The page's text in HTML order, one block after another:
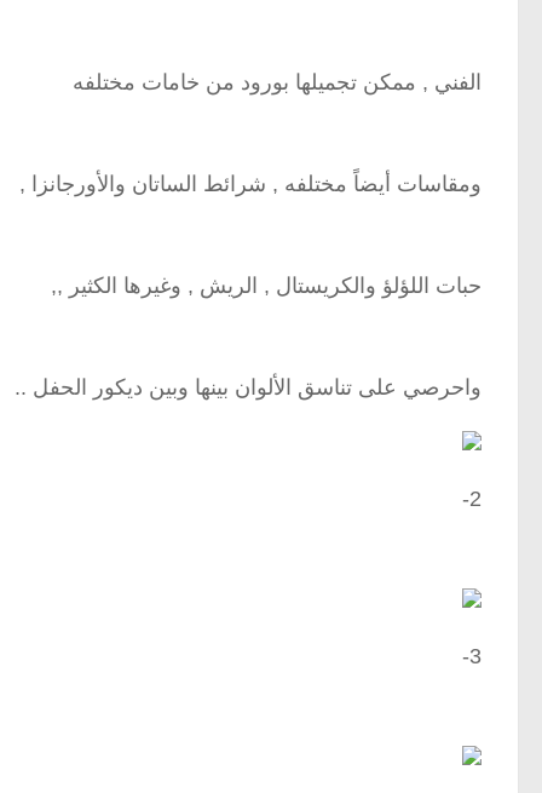
الفني , ممكن تجميلها بورود من خامات مختلفه
ومقاسات أيضاً مختلفه , شرائط الساتان والأورجانزا ,
حبات اللؤلؤ والكريستال , الريش , وغيرها الكثير ,,
واحرصي على تناسق الألوان بينها وبين ديكور الحفل ..
2-
3-